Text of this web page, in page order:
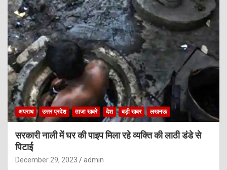
अपराध उत्तर प्रदेश ताजा खबरे देश बड़ी खबर लखनऊ
सरकारी नाली में घर की पाइप मिला रहे व्यक्ति की लाठी डंडे से
पिटाई
December 29, 2023 admin